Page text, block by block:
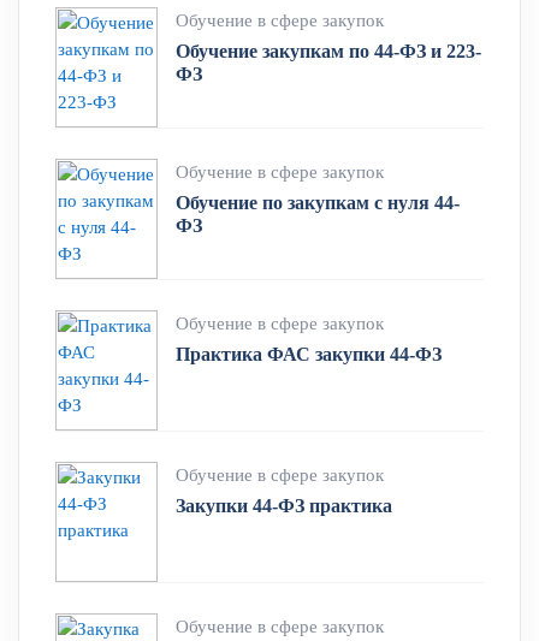
Обучение в сфере закупок
Обучение закупкам по 44-ФЗ и 223-
ФЗ
Обучение в сфере закупок
Обучение по закупкам с нуля 44-
ФЗ
Обучение в сфере закупок
Практика ФАС закупки 44-ФЗ
Обучение в сфере закупок
Закупки 44-ФЗ практика
Обучение в сфере закупок